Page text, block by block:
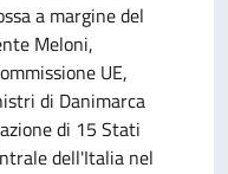
a margine del
Meloni,
UE,
di Danimarca
di 15 Stati
dell'Italia nel